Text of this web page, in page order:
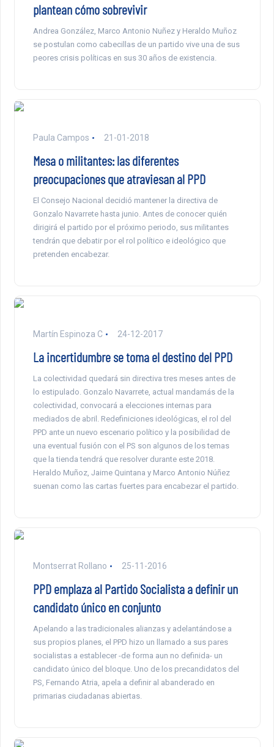
plantean cómo sobrevivir
Andrea González, Marco Antonio Nuñez y Heraldo Muñoz
se postulan como cabecillas de un partido vive una de sus
peores crisis políticas en sus 30 años de existencia.
Paula Campos 21-01-2018
Mesa o militantes: las diferentes
preocupaciones que atraviesan al PPD
El Consejo Nacional decidió mantener la directiva de
Gonzalo Navarrete hasta junio. Antes de conocer quién
dirigirá el partido por el próximo periodo, sus militantes
tendrán que debatir por el rol político e ideológico que
pretenden encabezar.
Martín Espinoza C 24-12-2017
La incertidumbre se toma el destino del PPD
La colectividad quedará sin directiva tres meses antes de
lo estipulado. Gonzalo Navarrete, actual mandamás de la
colectividad, convocará a elecciones internas para
mediados de abril. Redefiniciones ideológicas, el rol del
PPD ante un nuevo escenario político y la posibilidad de
una eventual fusión con el PS son algunos de los temas
que la tienda tendrá que resolver durante este 2018.
Heraldo Muñoz, Jaime Quintana y Marco Antonio Núñez
suenan como las cartas fuertes para encabezar el partido.
Montserrat Rollano 25-11-2016
PPD emplaza al Partido Socialista a definir un
candidato único en conjunto
Apelando a las tradicionales alianzas y adelantándose a
sus propios planes, el PPD hizo un llamado a sus pares
socialistas a establecer -de forma aun no definida- un
candidato único del bloque. Uno de los precandidatos del
PS, Fernando Atria, apela a definir al abanderado en
primarias ciudadanas abiertas.